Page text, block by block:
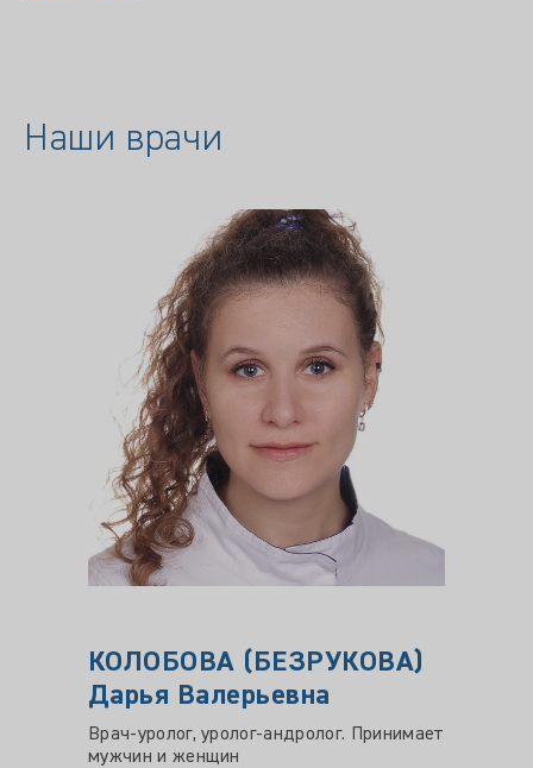
Наши врачи
КОЛОБОВА (БЕЗРУКОВА)
Дарья Валерьевна
Врач-уролог, уролог-андролог. Принимает
мужчин и женщин